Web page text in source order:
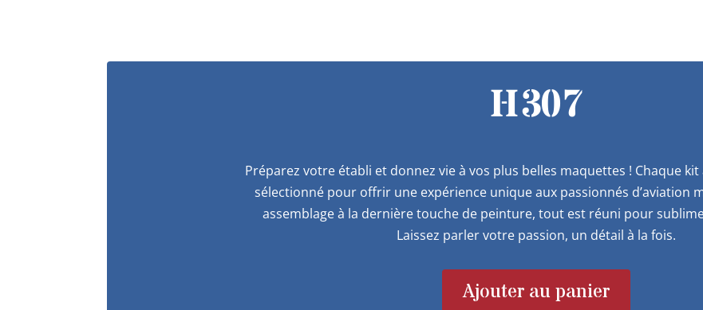
H307
Préparez votre établi et donnez vie à vos plus belles maquettes ! Chaque
sélectionné pour offrir une expérience unique aux passionnés d’aviation
assemblage à la dernière touche de peinture, tout est réuni pour
Laissez parler votre passion, un détail à la fois.
Ajouter au panier